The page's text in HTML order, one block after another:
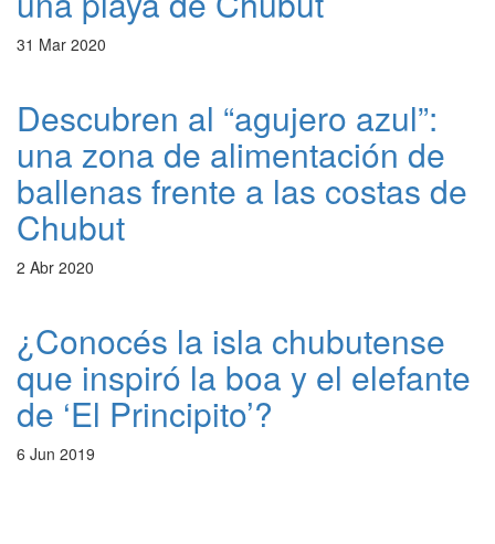
31 Mar 2020
Descubren al “agujero azul”:
una zona de alimentación de
ballenas frente a las costas de
Chubut
2 Abr 2020
¿Conocés la isla chubutense
que inspiró la boa y el elefante
de ‘El Principito’?
6 Jun 2019